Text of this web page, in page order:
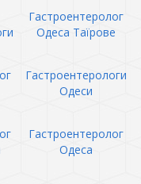
Гастроентеролог
Одеса Таїрове
Гастроентерологи
Одеси
Гастроентеролог
Одеса